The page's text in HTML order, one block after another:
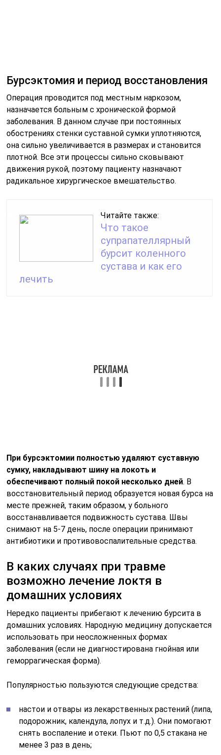
При бурсэктомии полностью удаляют суставную
сумку, накладывают шину на локоть и
обеспечивают полный покой несколько дней
восстановительный период образуется новая бурса на
восстанавливается подвижность сустава. Швы
снимают на 5-7 день, после операции принимают
антибиотики и противовоспалительные средства.
В каких случаях при травме
возможно лечение локтя в
Популярностью пользуются следующие средства:
чай из сельдерея употреблять по 2 раза в день в
течение 2-х недель;
компрессы из свеклы, картошки или капусты;
ванночки с хвоей;
массажа с использованием эфирных масел
эвкалипта или лаванды.
применять компрессы. Теплые виды используют при
Категорически
запрещается ставить их на острой стадии бурсита,
это приведет к еще большему воспалению